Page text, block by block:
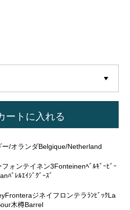
ートに入れる
ー/オランダBelgique/Netherland
フォンテイネン3Fonteinenﾍﾞﾙｷﾞｰﾋﾞｰ
ﾊﾞﾚﾙｴｲｼﾞｸﾞｰｽﾞ
ジネイフロンテラﾗﾝﾋﾞｯｸLa
木樽Barrel